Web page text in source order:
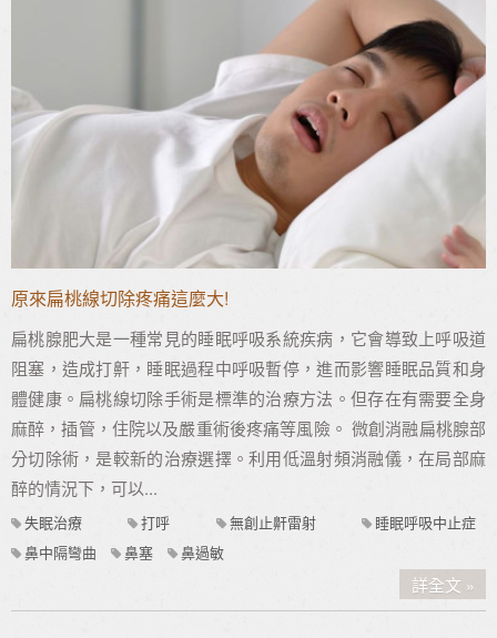
原來扁桃線切除疼痛這麼大!
扁桃腺肥大是一種常見的睡眠呼吸系統疾病，它會導致上呼吸道
阻塞，造成打鼾，睡眠過程中呼吸暫停，進而影響睡眠品質和身
體健康。扁桃線切除手術是標準的治療方法。但存在有需要全身
麻醉，插管，住院以及嚴重術後疼痛等風險。 微創消融扁桃腺部
分切除術，是較新的治療選擇。利用低溫射頻消融儀，在局部麻
醉的情況下，可以...
失眠治療 打呼 無創止鼾雷射
睡眠呼吸中止症
鼻中隔彎曲
鼻塞 鼻過敏
詳全文